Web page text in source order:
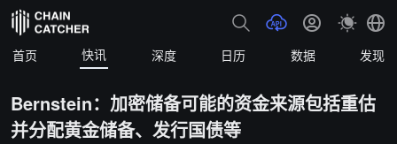
首页 快讯 深度 日历 数据 发现
Bernstein：加密储备可能的资金来源包括重估
并分配黄金储备、发行国债等